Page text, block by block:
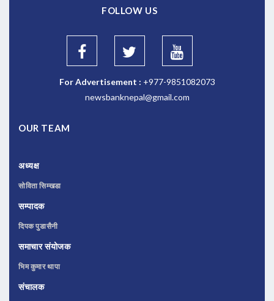
FOLLOW US
For Advertisement : +977-9851082073
newsbanknepal@gmail.com
OUR TEAM
अध्यक्ष
सोविता सिम्खडा
सम्पादक
दिपक पुडासैनी
समाचार संयोजक
भिम कुमार थापा
संचालक